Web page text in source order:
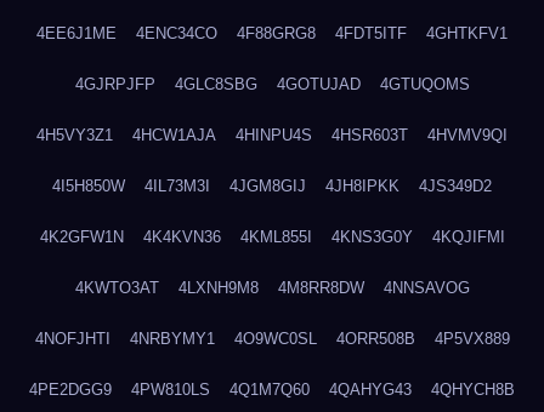
4EE6J1ME 4ENC34CO 4F88GRG8 4FDT5ITF 4GHTKFV1
4GJRPJFP 4GLC8SBG 4GOTUJAD 4GTUQOMS
4H5VY3Z1 4HCW1AJA 4HINPU4S 4HSR603T 4HVMV9QI
4I5H850W 4IL73M3I 4JGM8GIJ 4JH8IPKK 4JS349D2
4K2GFW1N 4K4KVN36 4KML855I 4KNS3G0Y 4KQJIFMI
4KWTO3AT 4LXNH9M8 4M8RR8DW 4NNSAVOG
4NOFJHTI 4NRBYMY1 4O9WC0SL 4ORR508B 4P5VX889
4PE2DGG9 4PW810LS 4Q1M7Q60 4QAHYG43 4QHYCH8B